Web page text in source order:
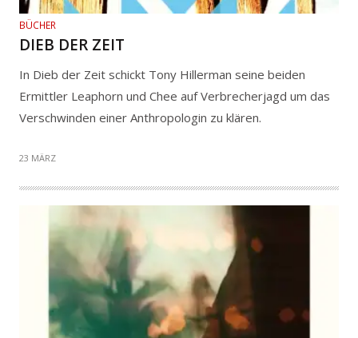
BÜCHER
DIEB DER ZEIT
In Dieb der Zeit schickt Tony Hillerman seine beiden
Ermittler Leaphorn und Chee auf Verbrecherjagd um das
Verschwinden einer Anthropologin zu klären.
23 MÄRZ